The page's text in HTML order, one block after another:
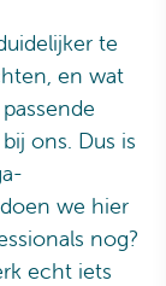
te
en wat
ons. Dus is
we hier
nog?
echt iets